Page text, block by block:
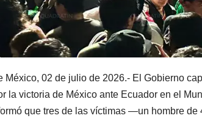
México, 02 de julio de 2026.- El Gobierno
la victoria de México ante Ecuador en el
que tres de las víctimas —un hombre